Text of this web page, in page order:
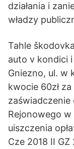
działania i
władzy
Tahle
auto v kondici
Gniezno, ul. w
kwocie 60zł
zaświadczenie
Rejonowego
uiszczenia
Cze 2018 II